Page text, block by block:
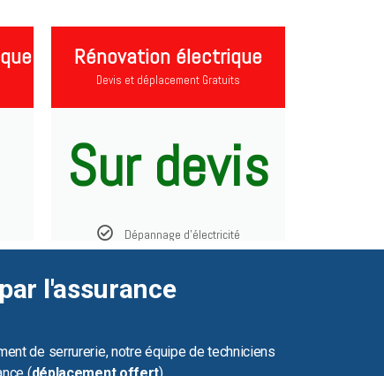
Rénovation électrique
Devis et déplacement Gratuits
Sur devis
Dépannage d'électricité
l'assurance
de serrurerie, notre équipe de techniciens